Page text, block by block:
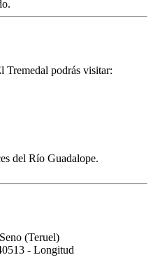
Tremedal podrás visitar:
del Río Guadalope.
(Teruel)
- Longitud